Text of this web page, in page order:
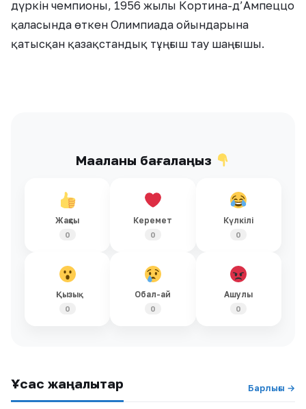
дүркін чемпионы, 1956 жылы Кортина-д’Ампеццо
қаласында өткен Олимпиада ойындарына
қатысқан қазақстандық тұңғыш тау шаңғышы.
Мақаланы бағалаңыз
Жақсы
0
Керемет
0
Күлкілі
0
Қызық
0
Обал-ай
0
Ашулы
0
Ұқсас жаңалықтар Барлығы →